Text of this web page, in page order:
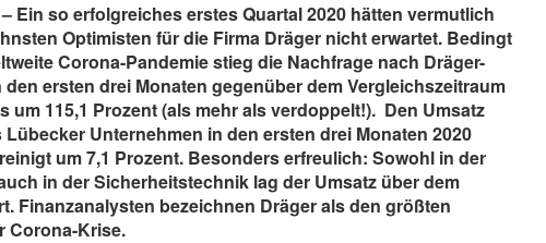
Ein so erfolgreiches erstes Quartal 2020 hätten vermutlich
Optimisten für die Firma Dräger nicht erwartet. Bedingt
Corona-Pandemie stieg die Nachfrage nach Dräger-
ersten drei Monaten gegenüber dem Vergleichszeitraum
um 115,1 Prozent (als mehr als verdoppelt!). Den Umsatz
Unternehmen in den ersten drei Monaten 2020
um 7,1 Prozent. Besonders erfreulich: Sowohl in der
in der Sicherheitstechnik lag der Umsatz über dem
Finanzanalysten bezeichnen Dräger als den größten
Corona-Krise.